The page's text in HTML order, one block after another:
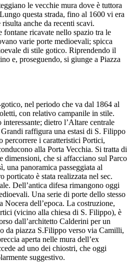
le vecchie mura dove è tuttora
questa strada, fino al 1600 vi era
anche da recenti scavi.
fontane ricavate nello spazio tra le
varie porte medioevali; spicca
di stile gotico. Riprendendo il
e, proseguendo, si giunge a Piazza
nel periodo che va dal 1864 al
con relativo campanile in stile.
dietro l’Altare centrale
raffigura una estasi di S. Filippo
percorrere i caratteristici Portici,
alla Porta Vecchia. Si tratta di
dimensioni, che si affacciano sul Parco
una panoramica passeggiata al
porticato è stata realizzata nel sec.
Dell’antica difesa rimangono oggi
Una serie di porte dello stesso
Nocera dell’epoca. La costruzione,
(vicino alla chiesa di S. Filippo), è
dall’architetto Calderini per un
da piazza S.Filippo verso via Camilli,
aperta nelle mura dell’ex
ad uno dei chiostri, che oggi
suggestivo.